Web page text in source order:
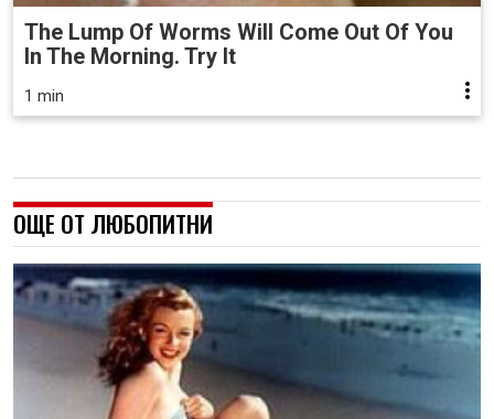
The Lump Of Worms Will Come Out Of You
In The Morning. Try It
1 min
ОЩЕ ОТ ЛЮБОПИТНИ